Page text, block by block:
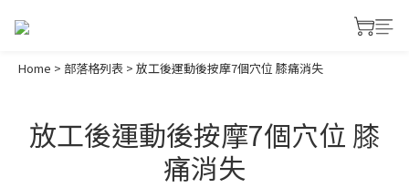
Home > 部落格列表 > 放工後運動後按摩7個穴位 膝痛消失
放工後運動後按摩7個穴位 膝
痛消失